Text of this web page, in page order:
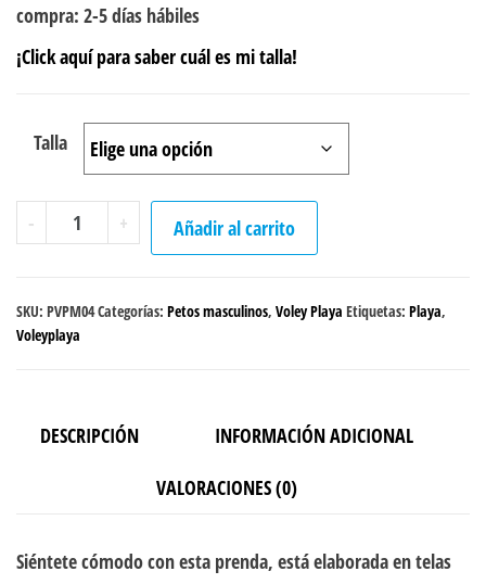
compra: 2-5 días hábiles
¡Click aquí para saber cuál es mi talla!
Talla
-
Peto
Voley
"Sunset"
cantidad
+ Añadir al carrito
SKU: PVPM04Categorías: Petos masculinos, Voley Playa Etiquetas: Playa,
Voleyplaya
DESCRIPCIÓN
INFORMACIÓN ADICIONAL
VALORACIONES (0)
Siéntete cómodo con esta prenda, está elaborada en telas